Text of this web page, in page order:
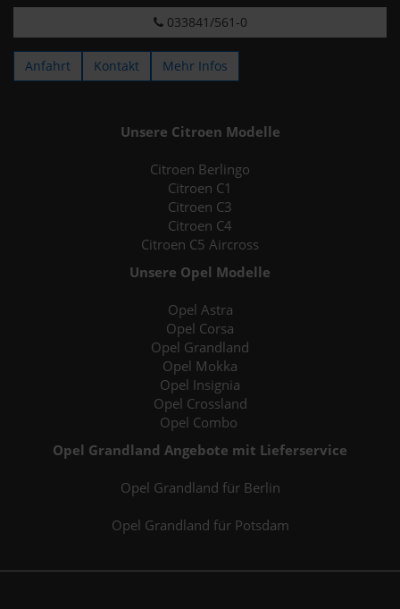
033841/561-0
Anfahrt Kontakt Mehr Infos
Unsere Citroen Modelle
Citroen Berlingo
Citroen C1
Citroen C3
Citroen C4
Citroen C5 Aircross
Unsere Opel Modelle
Opel Astra
Opel Corsa
Opel Grandland
Opel Mokka
Opel Insignia
Opel Crossland
Opel Combo
Opel Grandland Angebote mit Lieferservice
Opel Grandland für Berlin
Opel Grandland für Potsdam